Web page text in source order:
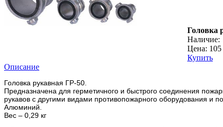
Головка
Наличие:
Цена: 105
Купить
Описание
Головка рукавная ГР-50.
Предназначена для герметичного и быстрого соединения
рукавов с другими видами противопожарного оборудования и
Алюминий.
Вес – 0,29 кг